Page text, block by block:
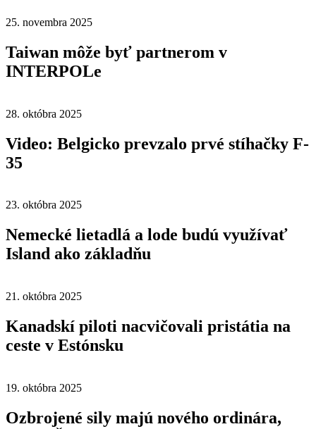
25. novembra 2025
Taiwan môže byť partnerom v
INTERPOLe
28. októbra 2025
Video: Belgicko prevzalo prvé stíhačky F-
35
23. októbra 2025
Nemecké lietadlá a lode budú využívať
Island ako základňu
21. októbra 2025
Kanadskí piloti nacvičovali pristátia na
ceste v Estónsku
19. októbra 2025
Ozbrojené sily majú nového ordinára,